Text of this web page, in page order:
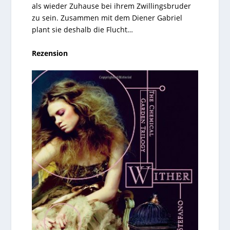
als wieder Zuhause bei ihrem Zwillingsbruder
zu sein. Zusammen mit dem Diener Gabriel
plant sie deshalb die Flucht…
Rezension